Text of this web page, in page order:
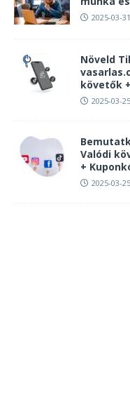
2025-03-31
Növeld
követők
2025-03-25
Valódi
+
2025-03-25